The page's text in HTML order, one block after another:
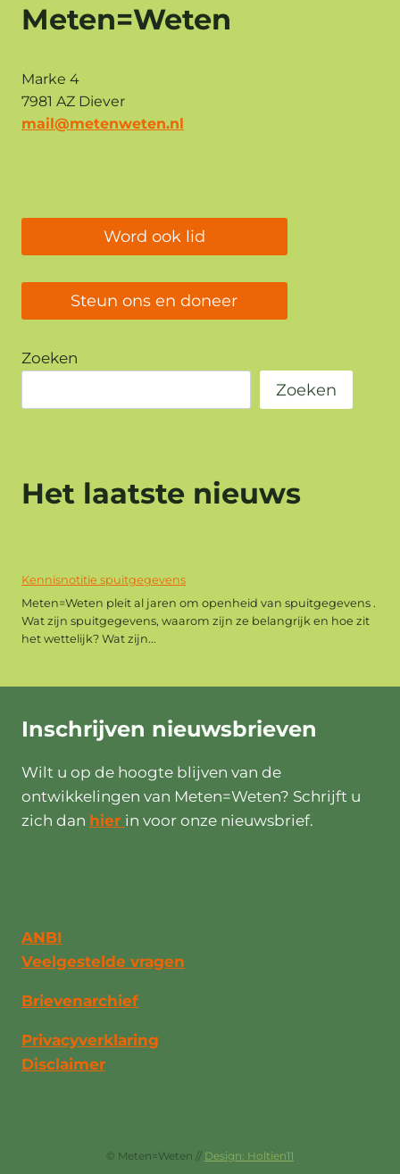
ACHTERGEHOUDEN
Meten=Weten
Marke 4
7981 AZ Diever
mail@metenweten.nl
Word ook lid
Steun ons en doneer
Zoeken
Zoeken
Het laatste nieuws
Kennisnotitie spuitgegevens
Meten=Weten pleit al jaren om openheid van spuitgegevens .
Wat zijn spuitgegevens, waarom zijn ze belangrijk en hoe zit
het wettelijk? Wat zijn...
Inschrijven nieuwsbrieven
Wilt u op de hoogte blijven van de
ontwikkelingen van Meten=Weten? Schrijft u
zich dan hier in voor onze nieuwsbrief.
ANBI
Veelgestelde vragen
Brievenarchief
Privacyverklaring
Disclaimer
© Meten=Weten // Design: Holtien11